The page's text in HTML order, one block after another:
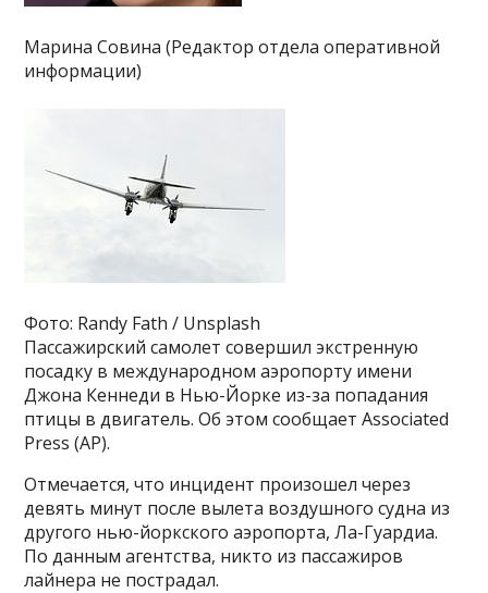
Марина Совина (Редактор отдела оперативной
информации)
Фото: Randy Fath / Unsplash
Пассажирский самолет совершил экстренную
посадку в международном аэропорту имени
Джона Кеннеди в Нью-Йорке из-за попадания
птицы в двигатель. Об этом сообщает Associated
Press (AP).
Отмечается, что инцидент произошел через
девять минут после вылета воздушного судна из
другого нью-йоркского аэропорта, Ла-Гуардиа.
По данным агентства, никто из пассажиров
лайнера не пострадал.